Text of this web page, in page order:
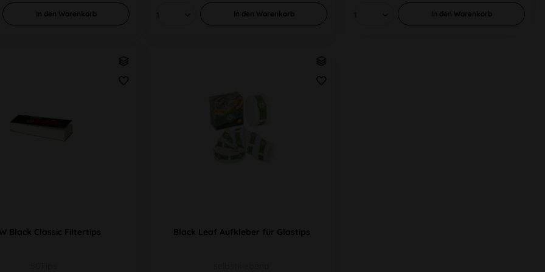
In den Warenkorb In den Warenkorb In den Warenkorb
Black Classic Filtertips Black Leaf Aufkleber für Glastips